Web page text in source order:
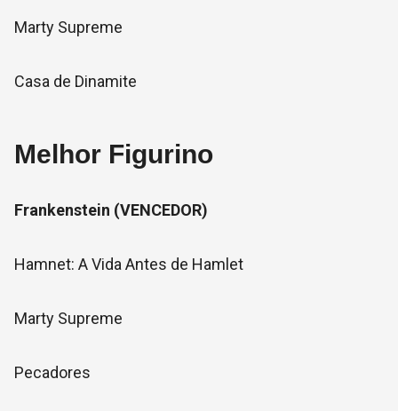
Marty Supreme
Casa de Dinamite
Melhor Figurino
Frankenstein (VENCEDOR)
Hamnet: A Vida Antes de Hamlet
Marty Supreme
Pecadores